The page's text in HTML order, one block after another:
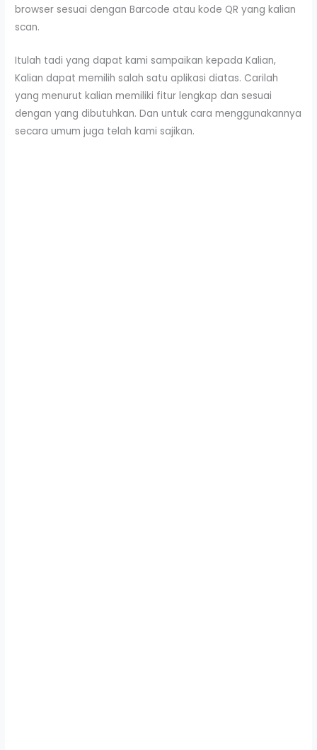
browser sesuai dengan Barcode atau kode QR yang kalian
scan.
Itulah tadi yang dapat kami sampaikan kepada Kalian,
Kalian dapat memilih salah satu aplikasi diatas. Carilah
yang menurut kalian memiliki fitur lengkap dan sesuai
dengan yang dibutuhkan. Dan untuk cara menggunakannya
secara umum juga telah kami sajikan.